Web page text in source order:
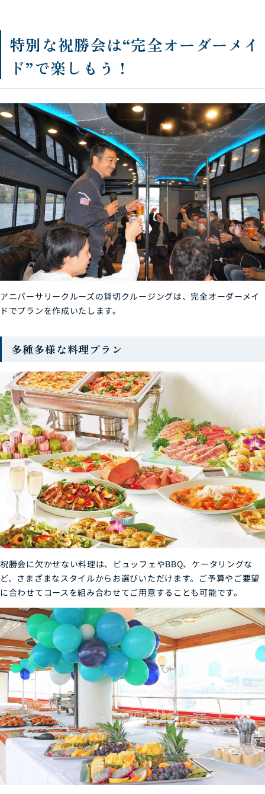
特別な祝勝会は“完全オーダーメイ
ド”で楽しもう！
アニバーサリークルーズの貸切クルージングは、完全オーダーメイ
ドでプランを作成いたします。
多種多様な料理プラン
祝勝会に欠かせない料理は、ビュッフェやBBQ、ケータリングな
ど、さまざまなスタイルからお選びいただけます。ご予算やご要望
に合わせてコースを組み合わせてご用意することも可能です。